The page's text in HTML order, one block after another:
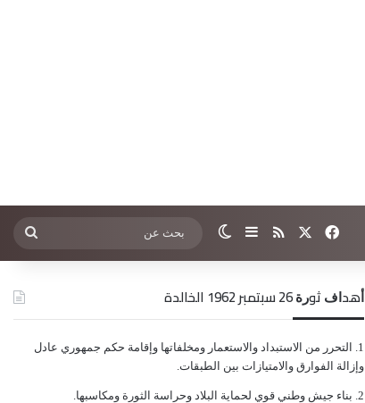
فيسبوك ملخص الموقع RSS
إضافة عمود جانبي
الوضع المظلم بحث
عن
ﺃﻫﺪﺍﻑ ﺛﻮﺭﺓ 26 ﺳﺒﺘﻤﺒﺮ 1962 الخالدة
ﺍﻟﺘﺤﺮﺭ ﻣﻦ ﺍﻻﺳﺘﺒﺪﺍﺩ ﻭﺍﻻﺳﺘﻌﻤﺎﺭ ﻭﻣﺨﻠﻔﺎﺗﻬﺎ ﻭﺇﻗﺎﻣﺔ ﺣﻜﻢ ﺟﻤﻬﻮﺭﻱ ﻋﺎﺩﻝ
ﻭﺇﺯﺍﻟﺔ ﺍﻟﻔﻮﺍﺭﻕ ﻭﺍﻻﻣﺘﻴﺎﺯﺍﺕ ﺑﻴﻦ ﺍﻟﻄﺒﻘﺎﺕ.
ﺑﻨﺎﺀ ﺟﻴﺶ ﻭﻃﻨﻲ ﻗﻮﻱ ﻟﺤﻤﺎﻳﺔ ﺍﻟﺒﻼﺩ ﻭﺣﺮﺍﺳﺔ ﺍﻟﺜﻮﺭﺓ ﻭﻣﻜﺎﺳﺒﻬﺎ.